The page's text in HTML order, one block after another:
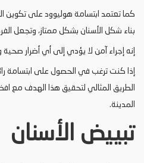
كما تعتمد ابتسامة هوليوود على تكوين
بناء شكل الأسنان بشكل ممتاز، وتجعل
إنه إجراء آمن لا يؤدي إلى أي أضرار
إذا كنت ترغب في الحصول على ابتسامة
الطريق المثالي لتحقيق هذا الهدف مع
المدينة.
تبييض الأسنان